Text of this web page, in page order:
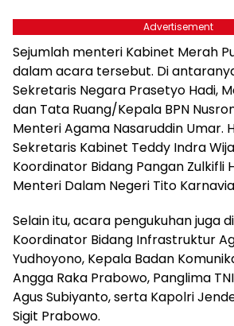
Advertisement
Sejumlah menteri Kabinet Merah
dalam acara tersebut. Di
Sekretaris Negara Prasetyo Hadi,
dan Tata Ruang/Kepala BPN
Menteri Agama Nasaruddin Umar.
Sekretaris Kabinet Teddy Indra
Koordinator Bidang Pangan Zulkifli
Menteri Dalam Negeri Tito
Selain itu, acara pengukuhan juga
Koordinator Bidang Infrastruktur
Yudhoyono, Kepala Badan
Angga Raka Prabowo, Panglima
Agus Subiyanto, serta Kapolri
Sigit Prabowo.